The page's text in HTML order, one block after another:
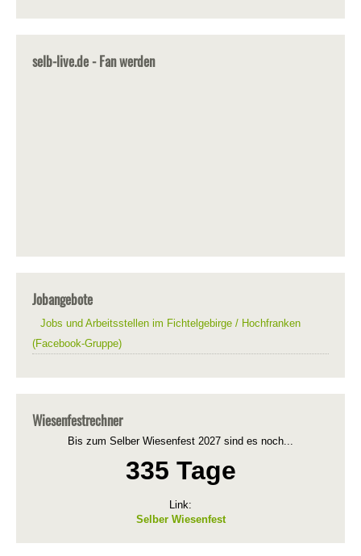
selb-live.de - Fan werden
Jobangebote
Jobs und Arbeitsstellen im Fichtelgebirge / Hochfranken
(Facebook-Gruppe)
Wiesenfestrechner
Bis zum Selber Wiesenfest 2027 sind es noch...
335 Tage
Link:
Selber Wiesenfest